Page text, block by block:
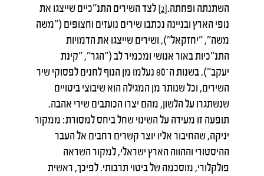
השתנתה ופחתה.[2]
לצד השירים התנ"כיים שייצגו את
נופי הארץ ובניינה נכתבו שירים נועזים וחצופים ("משה
משה", "יחזקאל"), ושירים שייצגו את הדמויות
התנ"כיות באור אנושי ומכמיר לב ("הגר", "קינת
יעקב"). בשנות ה־80 נעלמו מן הנוף לחנים לפסוקי שיר
השירים, וכל שנותר מן המגילה הוא שיבוצי ביטויים
שנשתגרו על הלשון, מהם יצרו הכותבים שירי אהבה.
תופעה זו מעידה על השינוי שחל ביחס למסורת: ממקור
יניקה, שהחיבור אליו יוצר קשרים רחבים אל העבר
ההיסטורי וההווה הארץ ישראלי, למקור השראה
פולקלורי, מוסכמה של ביטוי תרבותי. לפיכך, ראשית